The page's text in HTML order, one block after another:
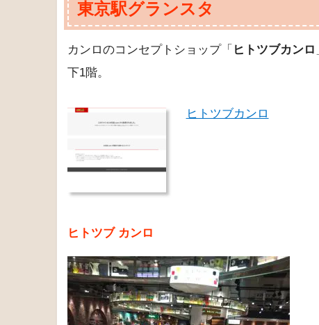
東京駅グランスタ
カンロのコンセプトショップ「 ヒトツブカンロ
下1階。
ヒトツブカンロ
ヒトツブ カンロ